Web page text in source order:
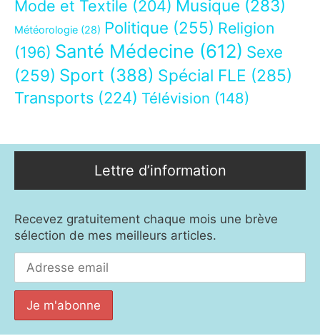
Mode et Textile (204) Musique (283)
Météorologie (28) Politique (255) Religion
(196) Santé Médecine (612) Sexe
(259) Sport (388) Spécial FLE (285)
Transports (224) Télévision (148)
Lettre d’information
Recevez gratuitement chaque mois une brève
sélection de mes meilleurs articles.